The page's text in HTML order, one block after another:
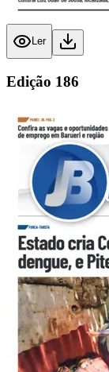
Ler
Edição 186